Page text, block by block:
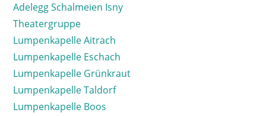
Adelegg Schalmeien Isny
Theatergruppe
Lumpenkapelle Aitrach
Lumpenkapelle Eschach
Lumpenkapelle Grünkraut
Lumpenkapelle Taldorf
Lumpenkapelle Boos